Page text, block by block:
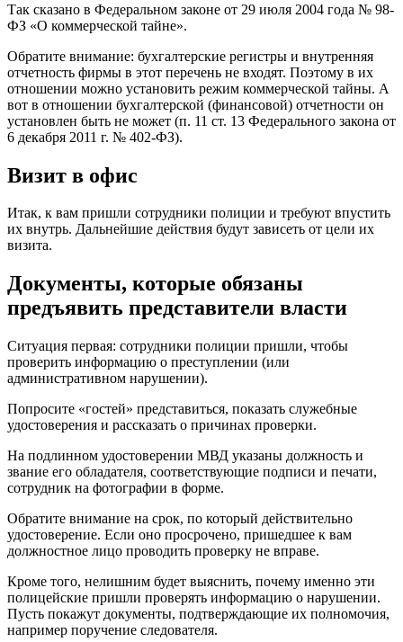
Так сказано в Федеральном законе от 29 июля 2004 года № 98-
ФЗ «О коммерческой тайне».
Обратите внимание: бухгалтерские регистры и внутренняя
отчетность фирмы в этот перечень не входят. Поэтому в их
отношении можно установить режим коммерческой тайны. А
вот в отношении бухгалтерской (финансовой) отчетности он
установлен быть не может (п. 11 ст. 13 Федерального закона от
6 декабря 2011 г. № 402-ФЗ).
Визит в офис
Итак, к вам пришли сотрудники полиции и требуют впустить
их внутрь. Дальнейшие действия будут зависеть от цели их
визита.
Документы, которые обязаны
предъявить представители власти
Ситуация первая: сотрудники полиции пришли, чтобы
проверить информацию о преступлении (или
административном нарушении).
Попросите «гостей» представиться, показать служебные
удостоверения и рассказать о причинах проверки.
На подлинном удостоверении МВД указаны должность и
звание его обладателя, соответствующие подписи и печати,
сотрудник на фотографии в форме.
Обратите внимание на срок, по который действительно
удостоверение. Если оно просрочено, пришедшее к вам
должностное лицо проводить проверку не вправе.
Кроме того, нелишним будет выяснить, почему именно эти
полицейские пришли проверять информацию о нарушении.
Пусть покажут документы, подтверждающие их полномочия,
например поручение следователя.